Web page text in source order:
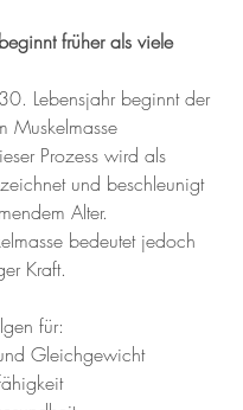
früher als viele
Lebensjahr beginnt der
Muskelmasse
Prozess wird als
und beschleunigt
Alter.
bedeutet jedoch
Kraft.
für:
Gleichgewicht